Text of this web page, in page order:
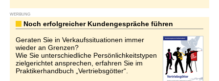
WERBUNG
Noch erfolgreicher Kundengespräche führen
Geraten Sie in Verkaufssituationen immer
wieder an Grenzen?
Wie Sie unterschiedliche Persönlichkeitstypen
zielgerichtet ansprechen, erfahren Sie im
Praktikerhandbuch „Vertriebsgötter“.